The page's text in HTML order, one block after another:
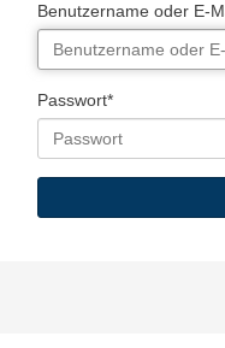
Benutzername oder E-
Passwort*